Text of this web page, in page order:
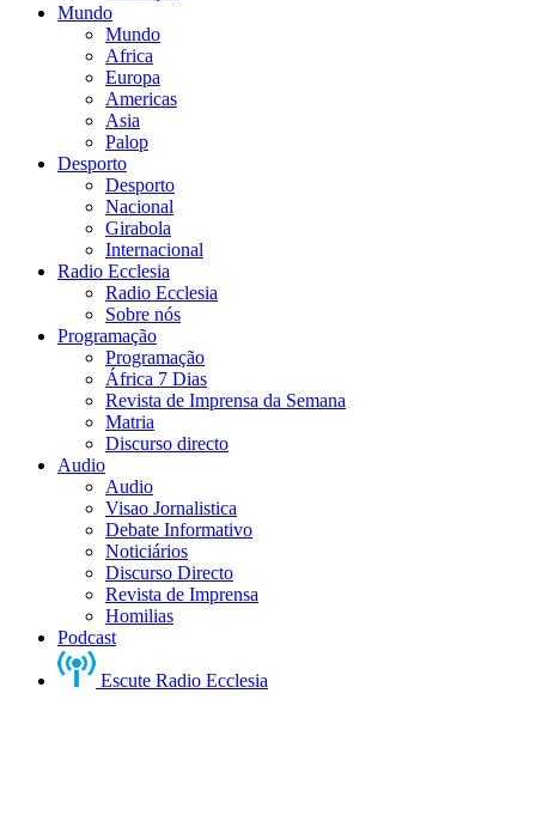
Mundo
Mundo
Africa
Europa
Americas
Asia
Palop
Desporto
Desporto
Nacional
Girabola
Internacional
Radio Ecclesia
Radio Ecclesia
Sobre nós
Programação
Programação
África 7 Dias
Revista de Imprensa da Semana
Matria
Discurso directo
Audio
Audio
Visao Jornalistica
Debate Informativo
Noticiários
Discurso Directo
Revista de Imprensa
Homilias
Podcast
Escute Radio Ecclesia